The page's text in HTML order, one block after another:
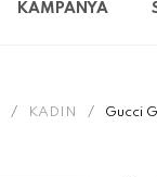
KAMPANYA
KADIN Gucci